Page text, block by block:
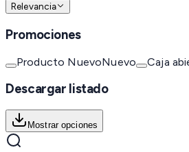
Relevancia
Promociones
Producto NuevoNuevo Caja
Descargar listado
Mostrar opciones